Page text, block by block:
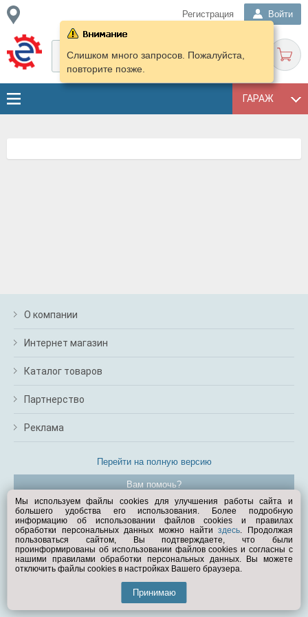
Регистрация Войти
ГАРАЖ
Слишком много запросов. Пожалуйста,
повторите позже.
О компании
Интернет магазин
Каталог товаров
Партнерство
Реклама
Перейти на полную версию
Вам помочь?
© Exist.ru 1998—2026
Мы используем файлы cookies для улучшения работы сайта и
большего удобства его использования. Более подробную
информацию об использовании файлов cookies и правилах
обработки персональных данных можно найтиздесь. Продолжая
пользоваться сайтом, Вы подтверждаете, что были
проинформированы об использовании файлов cookies и согласны с
нашими правилами обработки персональных данных. Вы можете
отключить файлы cookies в настройках Вашего браузера.
Принимаю